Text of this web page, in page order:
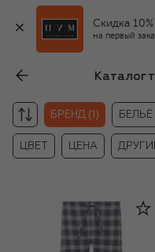
Скидка 10%
на первый
БРЕНД (1) БЕЛЬЁ
ЦВЕТ ЦЕНА